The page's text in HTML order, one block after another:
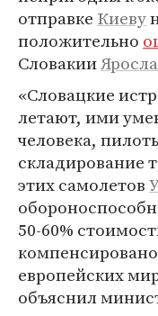
отправке Киеву
положительно
Словакии
«Словацкие
летают, ими
человека,
складирование
этих самолетов
50-60%
европейских
объяснил